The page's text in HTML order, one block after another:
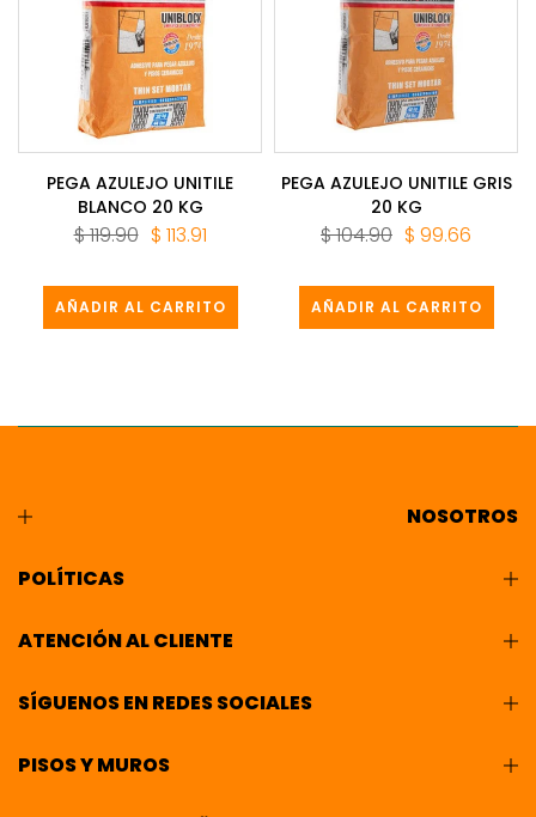
PEGA AZULEJO UNITILE
BLANCO 20 KG
$ 119.90 $ 113.91
AÑADIR AL CARRITO
PEGA AZULEJO UNITILE GRIS
20 KG
$ 104.90 $ 99.66
AÑADIR AL CARRITO
NOSOTROS
POLÍTICAS
ATENCIÓN AL CLIENTE
SÍGUENOS EN REDES SOCIALES
PISOS Y MUROS